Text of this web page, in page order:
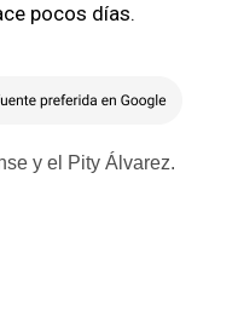
pocos días.